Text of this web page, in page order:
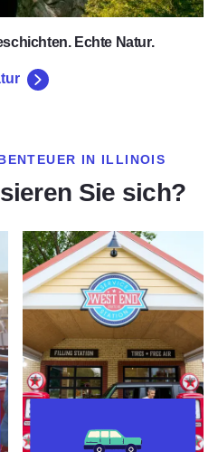
Echte Natur.
IN ILLINOIS
Sie sich?
Auto-